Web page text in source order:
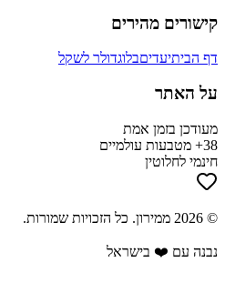
קישורים מהירים
דף הביתיעדיםבלוגדולר לשקל
על האתר
מעודכן בזמן אמת
38+ מטבעות עולמיים
חינמי לחלוטין
©
2026 ממירון. כל הזכויות שמורות.
נבנה עם ❤️ בישראל